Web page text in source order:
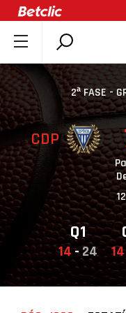
SOBRE A FPB
DOCUMENTOS
ÚLTIMAS
COMPETIÇÕES
ASSOCIAÇÕES
CLUBES
AGENTES
AGENDA
SELEÇÕES
MINIBASQUETE
2ª FASE -
CDP
Q1
14-24 14